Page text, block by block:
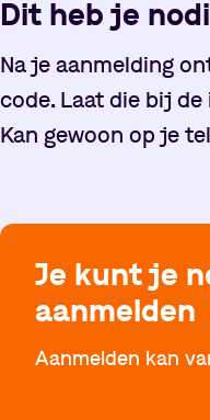
Dit heb je
Na je aanmelding
code. Laat die bij de
Kan gewoon op je
Je kunt je
aanmelden
Aanmelden kan